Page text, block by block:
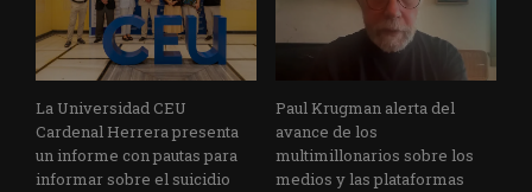
La Universidad CEU
Cardenal Herrera presenta
un informe con pautas para
informar sobre el suicidio
Paul Krugman alerta del
avance de los
multimillonarios sobre los
medios y las plataformas